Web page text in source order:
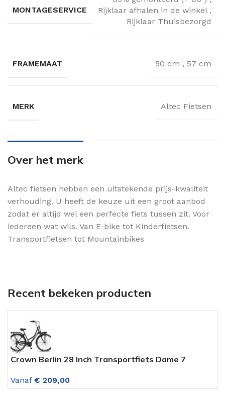
MONTAGESERVICE
Rijklaar afhalen in de winkel ,
Rijklaar Thuisbezorgd
FRAMEMAAT 50 cm , 57 cm
MERK Altec Fietsen
Over het merk
Altec fietsen hebben een uitstekende prijs-kwaliteit
verhouding. U heeft de keuze uit een groot aanbod
zodat er altijd wel een perfecte fiets tussen zit. Voor
iedereen wat wils. Van E-bike tot Kinderfietsen.
Transportfietsen tot Mountainbikes
Recent bekeken producten
Crown Berlin 28 Inch Transportfiets Dame 7
Vanaf € 209,00